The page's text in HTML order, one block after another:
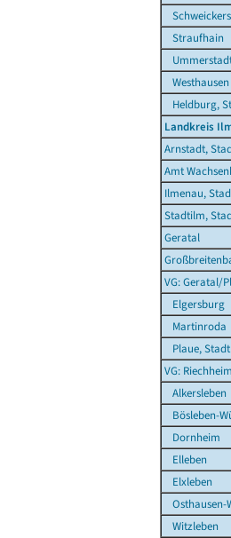
Straufhain
Westhausen
Heldburg,
Landkreis
Arnstadt,
Amt
Ilmenau,
Stadtilm,
Geratal
VG: Geratal/
Elgersburg
Martinroda
Plaue, Stadt
VG:
Alkersleben
Bösleben-
Dornheim
Elleben
Elxleben
Osthausen-
Witzleben